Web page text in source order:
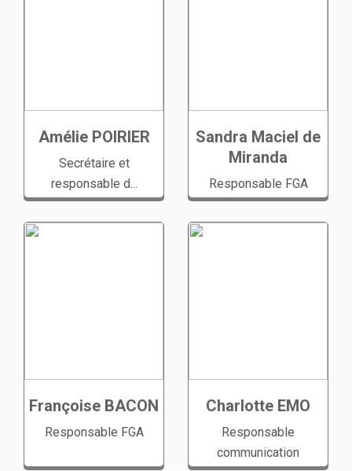
Amélie POIRIER
Secrétaire et
responsable d...
Sandra Maciel de
Miranda
Responsable FGA
Françoise BACON
Responsable FGA
Charlotte EMO
Responsable
communication